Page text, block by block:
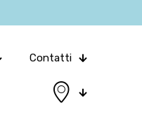
Contatti